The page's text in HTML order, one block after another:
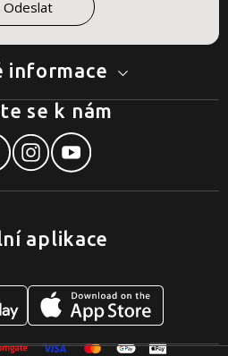
informace
aplikace
se k nám